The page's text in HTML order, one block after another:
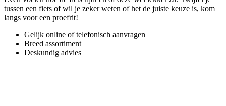
tussen een fiets of wil je zeker weten of het de juiste keuze is, kom
langs voor een proefrit!
Gelijk online of telefonisch aanvragen
Breed assortiment
Deskundig advies